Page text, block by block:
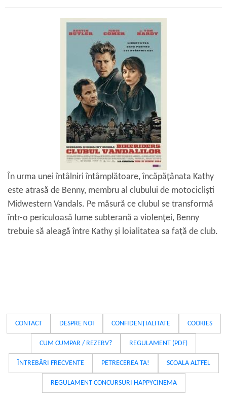
În urma unei întâlniri întâmplătoare, încăpățânata Kathy
este atrasă de Benny, membru al clubului de motocicliști
Midwestern Vandals. Pe măsură ce clubul se transformă
într-o periculoasă lume subterană a violenței, Benny
trebuie să aleagă între Kathy și loialitatea sa față de club.
CONTACT DESPRE NOI CONFIDENȚIALITATE COOKIES
CUM CUMPAR / REZERV? REGULAMENT (PDF)
ÎNTREBĂRI FRECVENTE PETRECEREA TA! SCOALA ALTFEL
REGULAMENT CONCURSURI HAPPYCINEMA